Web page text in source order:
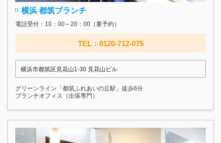
横浜 都筑ブランチ
電話受付：10：00～20：00（要予約）
TEL：0120-712-075
横浜市都筑区見花山1-30 見花山ビル
グリーンライン「都筑ふれあいの丘駅」徒歩6分
ブランチオフィス（出張専門）